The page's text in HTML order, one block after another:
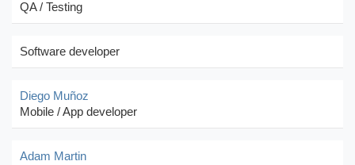
QA / Testing
Software developer
Diego Muñoz
Mobile / App developer
Adam Martin